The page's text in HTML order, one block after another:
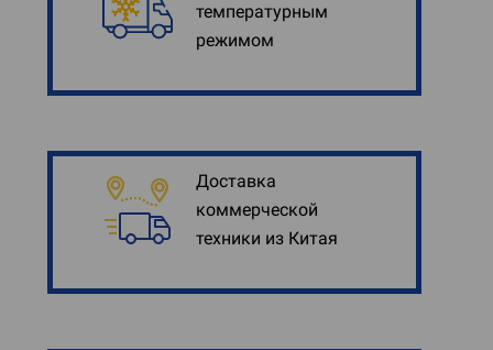
температурным
режимом
Доставка
коммерческой
техники из Китая